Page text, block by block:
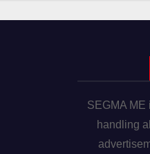
SEGMA ME
handling